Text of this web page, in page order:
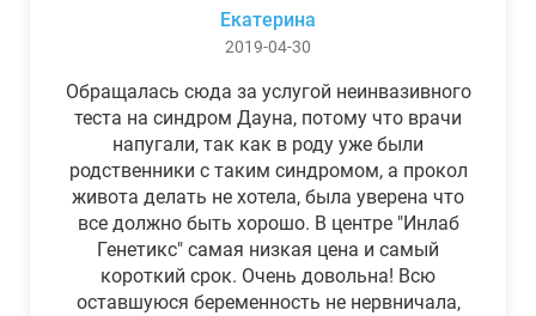
Екатерина
2019-04-30
Обращалась сюда за услугой неинвазивного
теста на синдром Дауна, потому что врачи
напугали, так как в роду уже были
родственники с таким синдромом, а прокол
живота делать не хотела, была уверена что
все должно быть хорошо. В центре "Инлаб
Генетикс" самая низкая цена и самый
короткий срок. Очень довольна! Всю
оставшуюся беременность не нервничала,